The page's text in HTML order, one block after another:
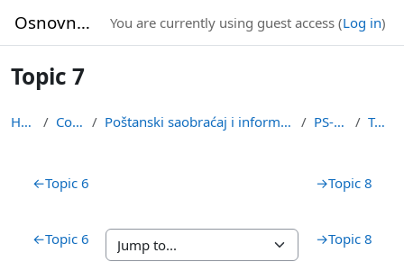
Osnovne studije You are currently using guest access (Log in)
Topic 7
Home Courses Poštanski saobraćaj i informacione tehnologije PS-MENA Topic 7
Section outline
←Topic 6 →Topic 8
←Topic 6 →Topic 8